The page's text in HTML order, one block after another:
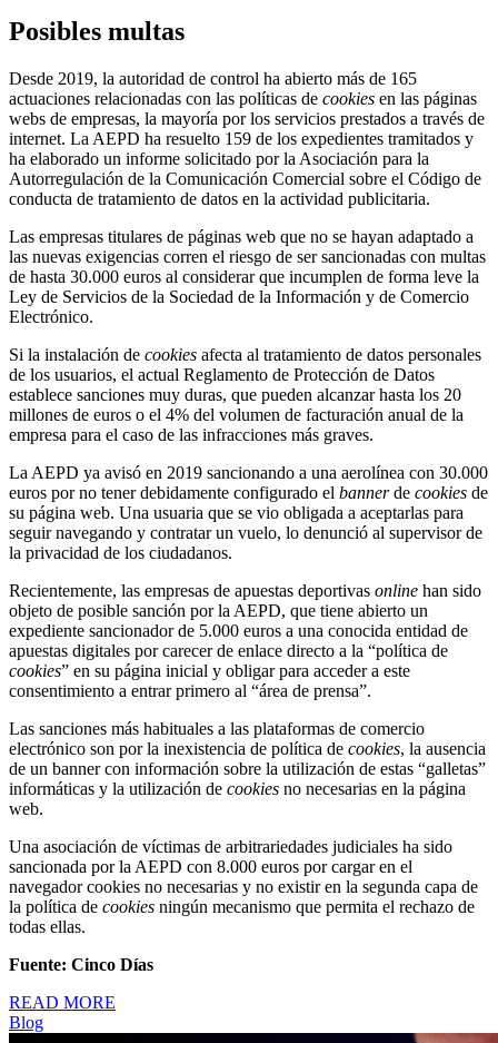
Posibles multas
Desde 2019, la autoridad de control ha abierto más de 165
actuaciones relacionadas con las políticas de cookies en las páginas
webs de empresas, la mayoría por los servicios prestados a través de
internet. La AEPD ha resuelto 159 de los expedientes tramitados y
ha elaborado un informe solicitado por la Asociación para la
Autorregulación de la Comunicación Comercial sobre el Código de
conducta de tratamiento de datos en la actividad publicitaria.
Las empresas titulares de páginas web que no se hayan adaptado a
las nuevas exigencias corren el riesgo de ser sancionadas con multas
de hasta 30.000 euros al considerar que incumplen de forma leve la
Ley de Servicios de la Sociedad de la Información y de Comercio
Electrónico.
Si la instalación de cookies afecta al tratamiento de datos personales
de los usuarios, el actual Reglamento de Protección de Datos
establece sanciones muy duras, que pueden alcanzar hasta los 20
millones de euros o el 4% del volumen de facturación anual de la
empresa para el caso de las infracciones más graves.
La AEPD ya avisó en 2019 sancionando a una aerolínea con 30.000
euros por no tener debidamente configurado el bannerde cookies de
su página web. Una usuaria que se vio obligada a aceptarlas para
seguir navegando y contratar un vuelo, lo denunció al supervisor de
la privacidad de los ciudadanos.
Recientemente, las empresas de apuestas deportivas online han sido
objeto de posible sanción por la AEPD, que tiene abierto un
expediente sancionador de 5.000 euros a una conocida entidad de
apuestas digitales por carecer de enlace directo a la “política de
cookies” en su página inicial y obligar para acceder a este
consentimiento a entrar primero al “área de prensa”.
Las sanciones más habituales a las plataformas de comercio
electrónico son por la inexistencia de política de cookies, la ausencia
de un banner con información sobre la utilización de estas “galletas”
informáticas y la utilización de cookies no necesarias en la página
web.
Una asociación de víctimas de arbitrariedades judiciales ha sido
sancionada por la AEPD con 8.000 euros por cargar en el
navegador cookies no necesarias y no existir en la segunda capa de
la política de cookies ningún mecanismo que permita el rechazo de
todas ellas.
Fuente: Cinco Días
READ MORE
Blog